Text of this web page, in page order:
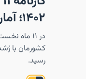
۱۴۰۲؛ آمار تولید کامیونت، کامیون و کشنده
رسید.